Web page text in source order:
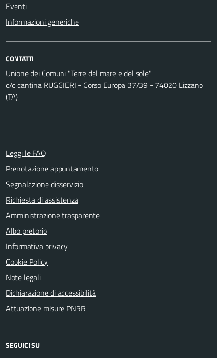
Eventi
Informazioni generiche
CONTATTI
Unione dei Comuni "Terre del mare e del sole"
c/o cantina RUGGIERI - Corso Europa 37/39 - 74020 Lizzano
(TA)
Leggi le FAQ
Prenotazione appuntamento
Segnalazione disservizio
Richiesta di assistenza
Amministrazione trasparente
Albo pretorio
Informativa privacy
Cookie Policy
Note legali
Dichiarazione di accessibilità
Attuazione misure PNRR
SEGUICI SU